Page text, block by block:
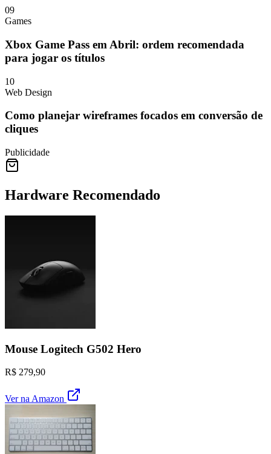
09
Games
Xbox Game Pass em Abril: ordem recomendada
para jogar os títulos
10
Web Design
Como planejar wireframes focados em conversão de
cliques
Publicidade
Hardware Recomendado
Mouse Logitech G502 Hero
R$ 279,90
Ver na Amazon